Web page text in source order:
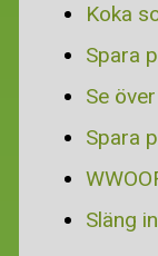
Koka
Spara
Se
Spara
Släng